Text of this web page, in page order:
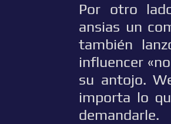
Por otro
ansias un
también
influencer
su antojo.
importa lo
demandarle.